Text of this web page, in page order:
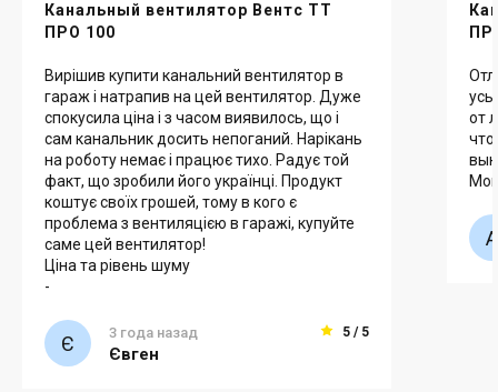
Канальный вентилятор Вентс ТТ
ПРО 100
Вирішив купити канальний вентилятор в
гараж і натрапив на цей вентилятор. Дуже
спокусила ціна і з часом виявилось, що і
сам канальник досить непоганий. Нарікань
на роботу немає і працює тихо. Радує той
факт, що зробили його українці. Продукт
коштує своїх грошей, тому в кого є
проблема з вентиляцією в гаражі, купуйте
саме цей вентилятор!
Ціна та рівень шуму
-
3 года назад
Євген
5 / 5
от